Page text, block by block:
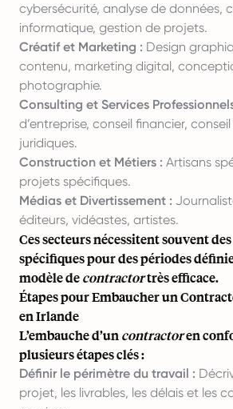
cybersécurité, analyse de données,
informatique, gestion de projets.
Créatif et Marketing : Design
contenu, marketing digital,
photographie.
Consulting et Services
d’entreprise, conseil financier, conseil
juridiques.
Construction et Métiers : Artisans
projets spécifiques.
Médias et Divertissement :
éditeurs, vidéastes, artistes.
Ces secteurs nécessitent souvent
spécifiques pour des périodes
modèle decontractortrès efficace.
Étapes pour Embaucher un
en Irlande
L’embauche d’un contractoren
plusieurs étapes clés :
Définir le périmètre du travail :
projet, les livrables, les délais et les